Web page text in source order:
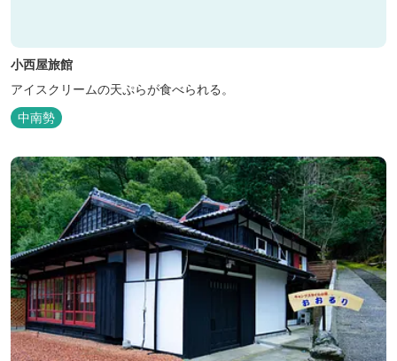
小西屋旅館
アイスクリームの天ぷらが食べられる。
中南勢